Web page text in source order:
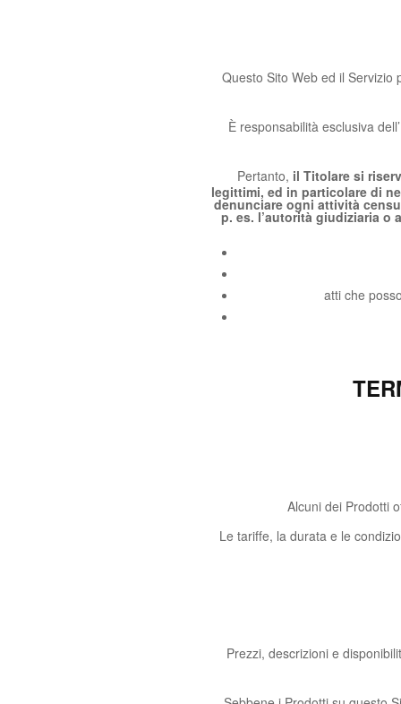
Questo Sito Web ed il Servizio
È responsabilità esclusiva
Pertanto, il Titolare si
legittimi, ed in particolare di
denunciare ogni attività
p. es. l’autorità giudiziaria o
atti che
Alcuni dei Prodotti
Le tariffe, la durata e le
Prezzi, descrizioni e